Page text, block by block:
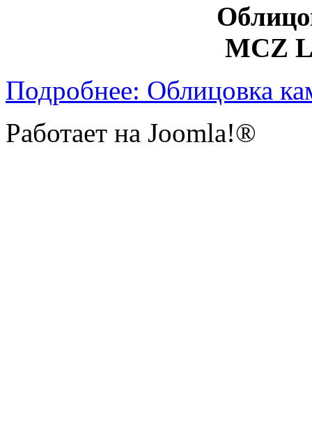
MCZ
Подробнее: Облицовка
Работает на Joomla!®